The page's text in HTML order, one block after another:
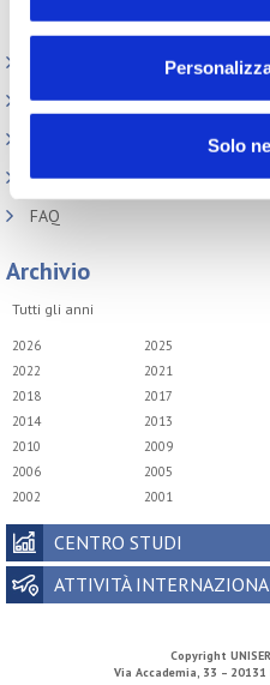
volontà in relazione a
Solo
Altri aggiornamenti
Sicurezza Prodotti cosmetici
Codici doganali e accise
Archivio presentazioni
FAQ
Archivio
Tutti gli anni
2026 2025
2022
2021
2018
2017
2014
2013
2010
2009
2006
2005
2002
2001
CENTRO STUDI
ATTIVITÀ
Copyright
Via Accademia, 33 –